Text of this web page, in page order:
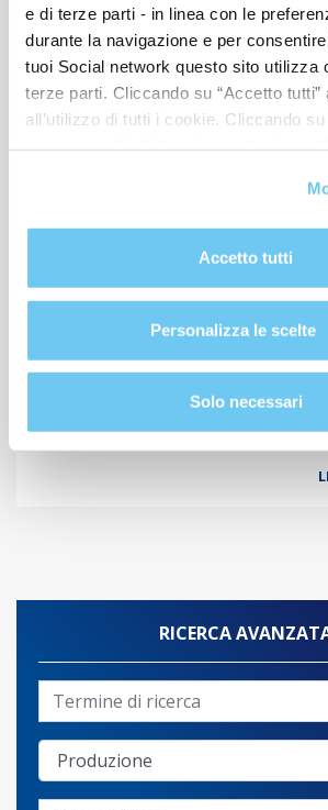
e di terze parti - in linea con le
durante la navigazione e per
tuoi Social network questo sito utilizza
terze parti. Cliccando su “Accetto tutti”
all’utilizzo di tutti i cookie. Cliccando su
propria volontà in relazione a ciascuna
cookie del sito. Per ulteriori
Accetto tutti
Personalizza le scelte
Solo necessari
La cyber security non è più
imprese. Insieme ad Assolombarda
cyber security
RICERCA